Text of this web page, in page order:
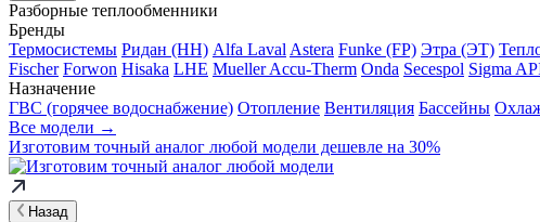
Разборные теплообменники
Бренды
Термосистемы Ридан (НН) Alfa Laval Astera Funke (FP) Этра (ЭТ)
Fischer Forwon Hisaka LHE Mueller Accu-Therm Onda Secespol Sigma
Назначение
ГВС (горячее водоснабжение) Отопление Вентиляция Бассейны
Все модели →
Изготовим точный аналог любой модели дешевле на 30%
Назад